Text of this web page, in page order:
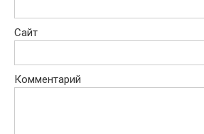
Сайт
Комментарий